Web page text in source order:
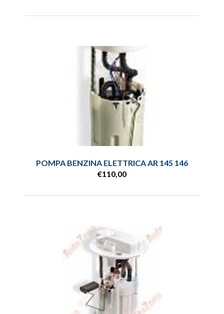
POMPA BENZINA ELETTRICA AR 145 146
€110,00